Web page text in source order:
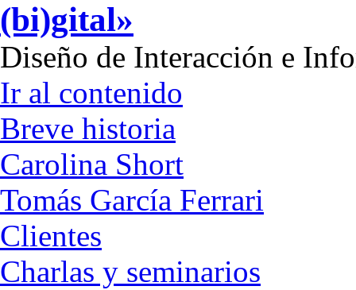
(bi)gital»
Diseño de Interacción e
Ir al contenido
Breve historia
Carolina Short
Tomás García Ferrari
Clientes
Charlas y seminarios